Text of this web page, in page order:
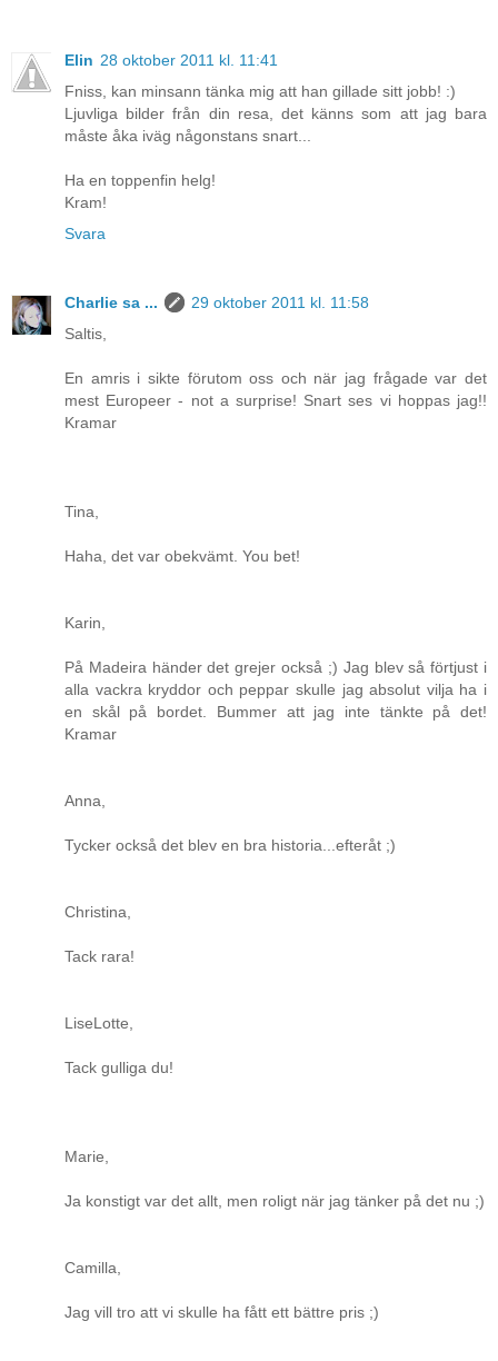
Elin 28 oktober 2011 kl. 11:41
Fniss, kan minsann tänka mig att han gillade sitt jobb! :)
Ljuvliga bilder från din resa, det känns som att jag bara
måste åka iväg någonstans snart...
Ha en toppenfin helg!
Kram!
Svara
Charlie sa ...
29 oktober 2011 kl. 11:58
Saltis,
En amris i sikte förutom oss och när jag frågade var det
mest Europeer - not a surprise! Snart ses vi hoppas jag!!
Kramar
Tina,
Haha, det var obekvämt. You bet!
Karin,
På Madeira händer det grejer också ;) Jag blev så förtjust i
alla vackra kryddor och peppar skulle jag absolut vilja ha i
en skål på bordet. Bummer att jag inte tänkte på det!
Kramar
Anna,
Tycker också det blev en bra historia...efteråt ;)
Christina,
Tack rara!
LiseLotte,
Tack gulliga du!
Marie,
Ja konstigt var det allt, men roligt när jag tänker på det nu ;)
Camilla,
Jag vill tro att vi skulle ha fått ett bättre pris ;)